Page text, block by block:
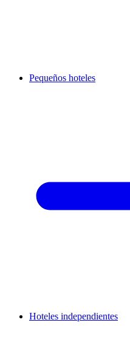
Pequeños hoteles
Hoteles independientes